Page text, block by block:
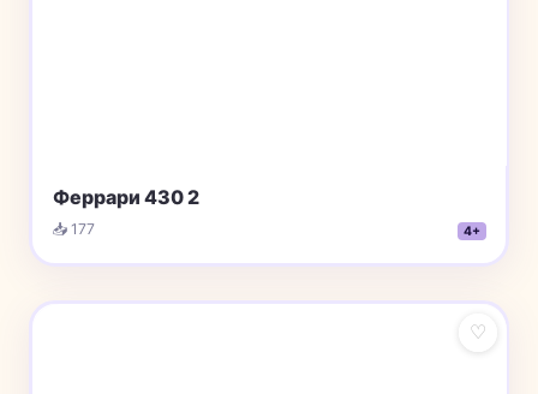
Феррари 430 2
📥 177 4+
♡